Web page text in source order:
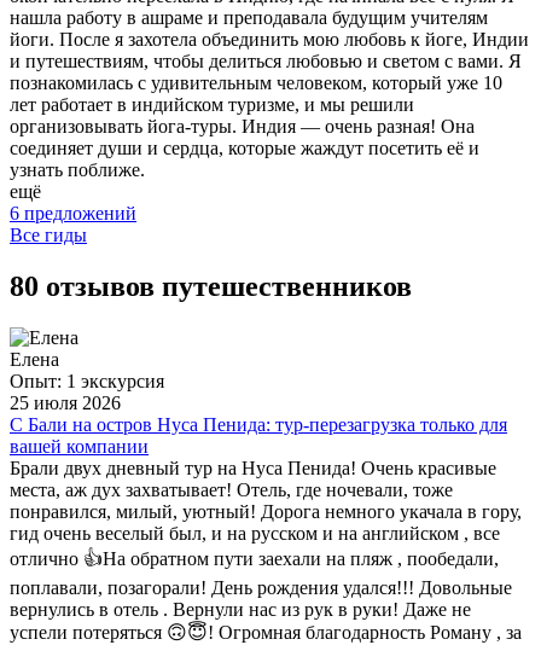
нашла работу в ашраме и преподавала будущим учителям
йоги. После я захотела объединить мою любовь к йоге, Индии
и путешествиям, чтобы делиться любовью и светом с вами. Я
познакомилась с удивительным человеком, который уже 10
лет работает в индийском туризме, и мы решили
организовывать йога-туры. Индия — очень разная! Она
соединяет души и сердца, которые жаждут посетить её и
узнать поближе.
ещё
6 предложений
Все гиды
80 отзывов путешественников
Елена
Опыт: 1 экскурсия
25 июля 2026
С Бали на остров Нуса Пенида: тур-перезагрузка только для
вашей компании
Брали двух дневный тур на Нуса Пенида! Очень красивые
места, аж дух захватывает! Отель, где ночевали, тоже
понравился, милый, уютный! Дорога немного укачала в гору,
гид очень веселый был, и на русском и на английском , все
отлично 👍На обратном пути заехали на пляж , пообедали,
поплавали, позагорали! День рождения удался!!! Довольные
вернулись в отель . Вернули нас из рук в руки! Даже не
успели потеряться 🙃😇! Огромная благодарность Роману , за